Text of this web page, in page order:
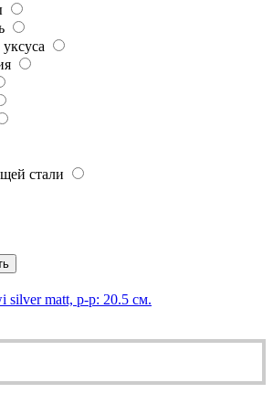
стали
silver matt, р-р: 20.5 см.